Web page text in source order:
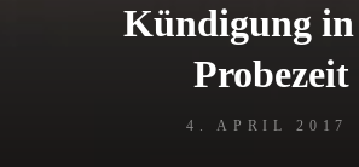
Kündigung
Probezeit
4. APRIL 2017